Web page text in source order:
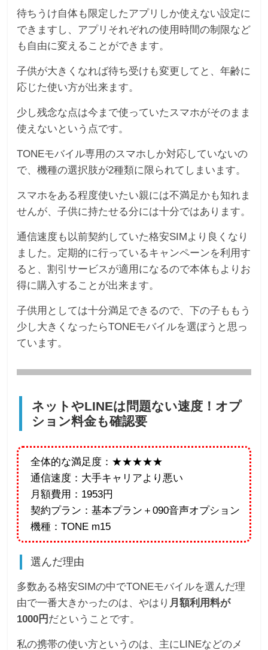
待ちうけ自体も限定したアプリしか使えない設定に
できますし、アプリそれぞれの使用時間の制限など
も自由に変えることができます。
子供が大きくなれば待ち受けも変更してと、年齢に
応じた使い方が出来ます。
少し残念な点は今まで使っていたスマホがそのまま
使えないという点です。
TONEモバイル専用のスマホしか対応していないの
で、機種の選択肢が2種類に限られてしまいます。
スマホをある程度使いたい親には不満足かも知れま
せんが、子供に持たせる分には十分ではあります。
通信速度も以前契約していた格安SIMより良くなり
ました。定期的に行っているキャンペーンを利用す
ると、割引サービスが適用になるので本体もよりお
得に購入することが出来ます。
子供用としては十分満足できるので、下の子ももう
少し大きくなったらTONEモバイルを選ぼうと思っ
ています。
ネットやLINEは問題ない速度！オプ
ション料金も確認要
全体的な満足度：★★★★★
通信速度：大手キャリアより悪い
月額費用：1953円
契約プラン：基本プラン＋090音声オプション
機種：TONE m15
選んだ理由
多数ある格安SIMの中でTONEモバイルを選んだ理
由で一番大きかったのは、やはり 月額利用料が
1000円 だということです。
私の携帯の使い方というのは、主にLINEなどのメ